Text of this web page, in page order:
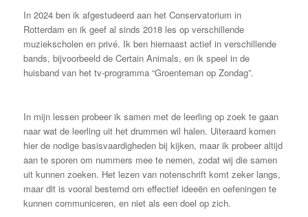
In 2024 ben ik afgestudeerd aan het Conservatorium in
Rotterdam en ik geef al sinds 2018 les op verschillende
muziekscholen en privé. Ik ben hiernaast actief in verschillende
bands, bijvoorbeeld de Certain Animals, en ik speel in de
huisband van het tv-programma “Groenteman op Zondag”.
In mijn lessen probeer ik samen met de leerling op zoek te gaan
naar wat de leerling uit het drummen wil halen. Uiteraard komen
hier de nodige basisvaardigheden bij kijken, maar ik probeer altijd
aan te sporen om nummers mee te nemen, zodat wij die samen
uit kunnen zoeken. Het lezen van notenschrift komt zeker langs,
maar dit is vooral bestemd om effectief ideeën en oefeningen te
kunnen communiceren, en niet als een doel op zich.